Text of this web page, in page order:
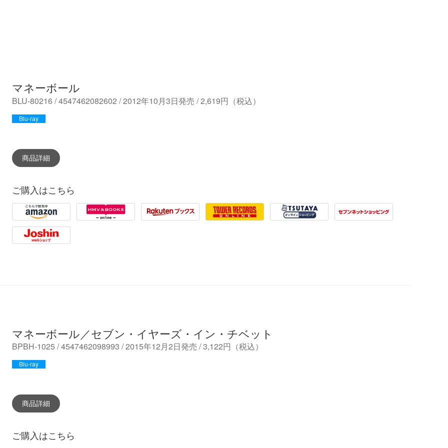
マネーボール
BLU-80216 / 4547462082602 / 2012年10月3日発売 / 2,619円（税込）
Blu-ray
商品詳細
ご購入はこちら
Amazon HMV Rakuten Tower Records Tsutaya 7net
Joshin
マネーボール／セブン・イヤーズ・イン・チベット
BPBH-1025 / 4547462098993 / 2015年12月2日発売 / 3,122円（税込）
Blu-ray
商品詳細
ご購入はこちら